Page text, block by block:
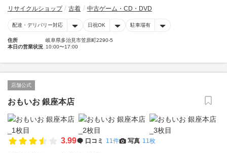
リサイクルショップ 古着 中古ゲーム・CD・DVD
配達・デリバリー対応 日祝OK 駐車場有
住所
岐阜県多治見市笠原町2290-5
本日の営業状況 10:00〜17:00
店舗公式
おもいお 銀座本店
3.99 口コミ 11件 写真 11枚